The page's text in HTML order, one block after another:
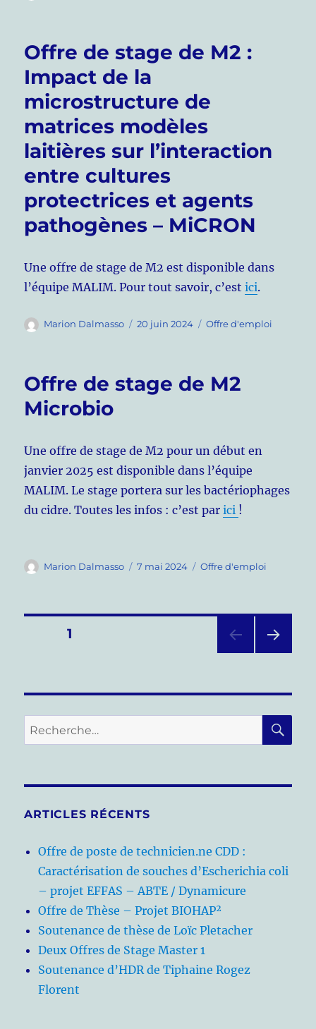
Offre de stage de M2 :
Impact de la
microstructure de
matrices modèles
laitières sur l’interaction
entre cultures
protectrices et agents
pathogènes – MiCRON
Une offre de stage de M2 est disponible dans
l’équipe MALIM. Pour tout savoir, c’estici.
Auteur
Marion Dalmasso
Publié
20 juin 2024 Catégories
Offre d'emploi
Offre de stage de M2
Microbio
Une offre de stage de M2 pour un début en
janvier 2025 est disponible dans l’équipe
MALIM. Le stage portera sur les bactériophages
du cidre. Toutes les infos : c’est parici !
Auteur
Marion Dalmasso
Publié
7 mai 2024 Catégories
Offre d'emploi
Pagination
publications
PAGE1
ANT
E
Recherche
pour :
ARTICLES RÉCENTS
Offre de poste de technicien.ne CDD :
Caractérisation de souches d’Escherichia coli
– projet EFFAS – ABTE / Dynamicure
Offre de Thèse – Projet BIOHAP²
Soutenance de thèse de Loïc Pletacher
Deux Offres de Stage Master 1
Soutenance d’HDR de Tiphaine Rogez
Florent